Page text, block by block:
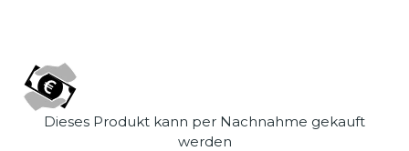
Dieses Produkt kann per Nachnahme gekauft
werden